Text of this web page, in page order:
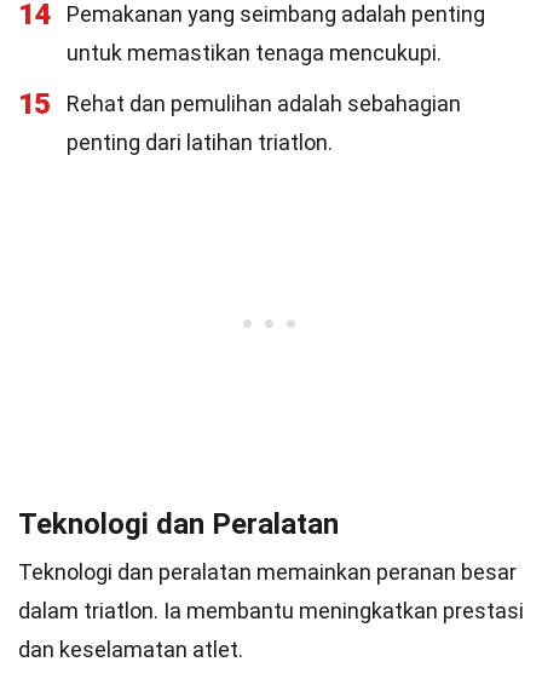
14
Pemakanan yang seimbang adalah penting
untuk memastikan tenaga mencukupi.
15
Rehat dan pemulihan adalah sebahagian
penting dari latihan triatlon.
Teknologi dan Peralatan
Teknologi dan peralatan memainkan peranan besar
dalam triatlon. Ia membantu meningkatkan prestasi
dan keselamatan atlet.